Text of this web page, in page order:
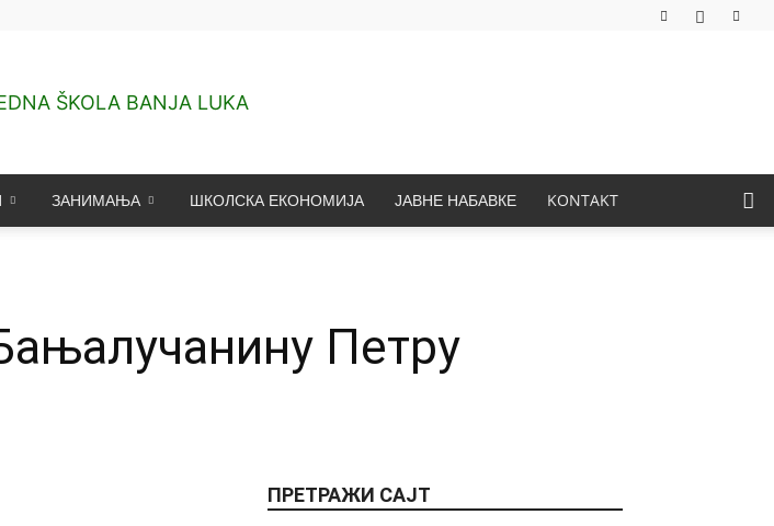
ЗАНИМАЊА ШКОЛСКА ЕКОНОМИЈА ЈАВНЕ НАБАВКЕ KONTAKT
Петру
ПРЕТРАЖИ САЈТ